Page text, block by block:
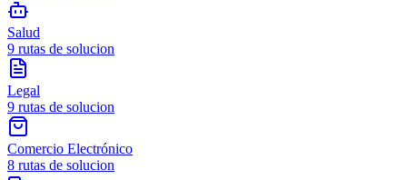
Salud
9 rutas de solucion
Legal
9 rutas de solucion
Comercio Electrónico
8 rutas de solucion